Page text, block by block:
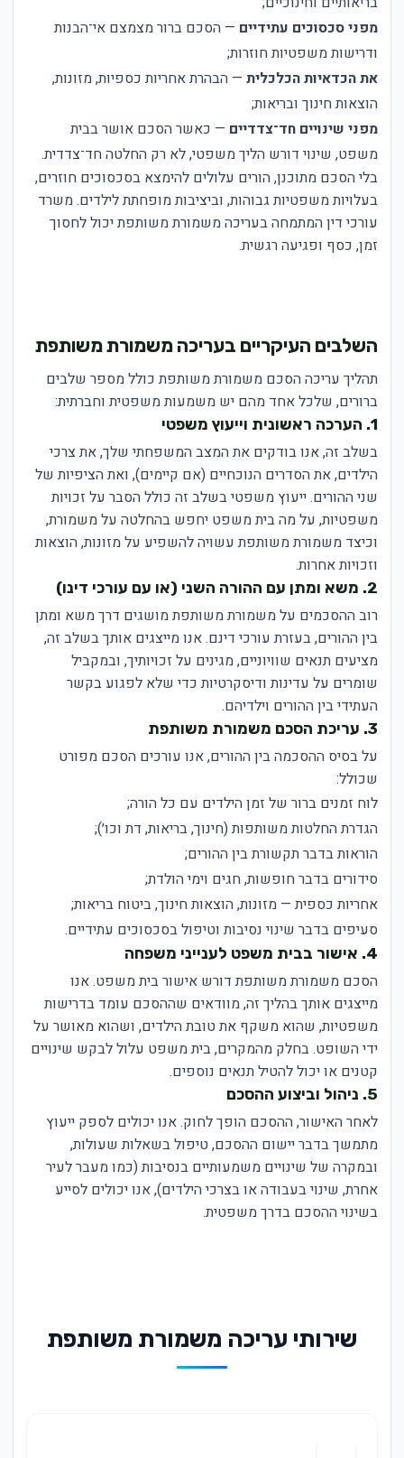
מפני סכסוכים עתידיים — הסכם ברור מצמצם אי־הבנות
ודרישות משפטיות חוזרות;
את הכדאיות הכלכלית — הבהרת אחריות כספיות, מזונות,
הוצאות חינוך ובריאות;
מפני שינויים חד־צדדיים — כאשר הסכם אושר בבית
משפט, שינוי דורש הליך משפטי, לא רק החלטה חד־צדדית.
בלי הסכם מתוכנן, הורים עלולים להימצא בסכסוכים חוזרים,
בעלויות משפטיות גבוהות, וביציבות מופחתת לילדים. משרד
עורכי דין המתמחה בעריכה משמורת משותפת יכול לחסוך
זמן, כסף ופגיעה רגשית.
השלבים העיקריים בעריכה משמורת משותפת
תהליך עריכה הסכם משמורת משותפת כולל מספר שלבים
ברורים, שלכל אחד מהם יש משמעות משפטית וחברתית:
1. הערכה ראשונית וייעוץ משפטי
בשלב זה, אנו בודקים את המצב המשפחתי שלך, את צרכי
הילדים, את הסדרים הנוכחיים (אם קיימים), ואת הציפיות של
שני ההורים. ייעוץ משפטי בשלב זה כולל הסבר על זכויות
משפטיות, על מה בית משפט יחפש בהחלטה על משמורת,
וכיצד משמורת משותפת עשויה להשפיע על מזונות, הוצאות
וזכויות אחרות.
2. משא ומתן עם ההורה השני (או עם עורכי דינו)
רוב ההסכמים על משמורת משותפת מושגים דרך משא ומתן
בין ההורים, בעזרת עורכי דינם. אנו מייצגים אותך בשלב זה,
מציעים תנאים שוויוניים, מגינים על זכויותיך, ובמקביל
שומרים על עדינות ודיסקרטיות כדי שלא לפגוע בקשר
העתידי בין ההורים וילדיהם.
3. עריכת הסכם משמורת משותפת
על בסיס ההסכמה בין ההורים, אנו עורכים הסכם מפורט
שכולל:
לוח זמנים ברור של זמן הילדים עם כל הורה;
הגדרת החלטות משותפות (חינוך, בריאות, דת וכו׳);
הוראות בדבר תקשורת בין ההורים;
סידורים בדבר חופשות, חגים וימי הולדת;
אחריות כספית — מזונות, הוצאות חינוך, ביטוח בריאות;
סעיפים בדבר שינוי נסיבות וטיפול בסכסוכים עתידיים.
4. אישור בבית משפט לענייני משפחה
הסכם משמורת משותפת דורש אישור בית משפט. אנו
מייצגים אותך בהליך זה, מוודאים שההסכם עומד בדרישות
משפטיות, שהוא משקף את טובת הילדים, ושהוא מאושר על
ידי השופט. בחלק מהמקרים, בית משפט עלול לבקש שינויים
קטנים או יכול להטיל תנאים נוספים.
5. ניהול וביצוע ההסכם
לאחר האישור, ההסכם הופך לחוק. אנו יכולים לספק ייעוץ
מתמשך בדבר יישום ההסכם, טיפול בשאלות שעולות,
ובמקרה של שינויים משמעותיים בנסיבות (כמו מעבר לעיר
אחרת, שינוי בעבודה או בצרכי הילדים), אנו יכולים לסייע
בשינוי ההסכם בדרך משפטית.
שירותי עריכה משמורת משותפת